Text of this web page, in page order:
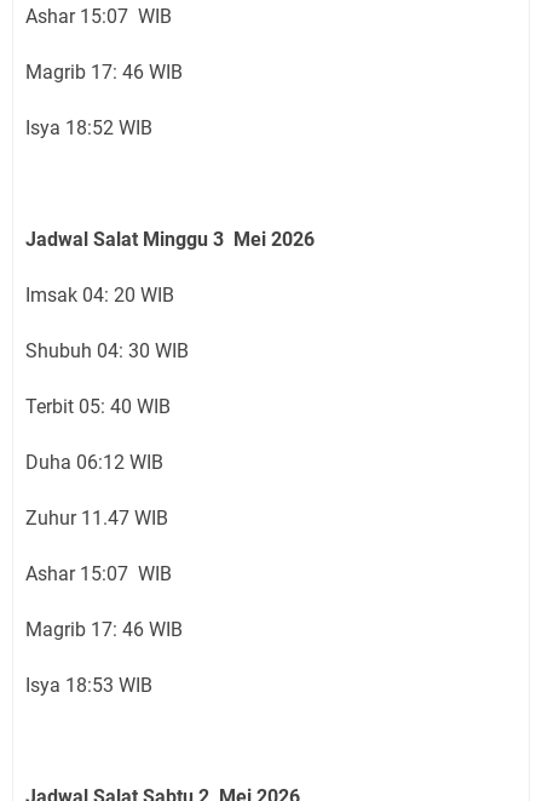
Ashar 15:07 WIB
Magrib 17: 46 WIB
Isya 18:52 WIB
Jadwal Salat Minggu 3 Mei 2026
Imsak 04: 20 WIB
Shubuh 04: 30 WIB
Terbit 05: 40 WIB
Duha 06:12 WIB
Zuhur 11.47 WIB
Ashar 15:07 WIB
Magrib 17: 46 WIB
Isya 18:53 WIB
Jadwal Salat Sabtu 2 Mei 2026